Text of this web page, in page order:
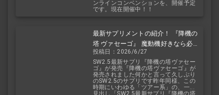
ンラインコンベンションを、開催予定
です。現在開催中！！
最新サプリメントの紹介！ 『降機の
塔 ヴァセーゴ』 魔動機好きなら必
見！ 随伴魔動機と旅に出よう！
投稿日：2026/6/27
SW2.5最新サプリ『降機の塔ヴァセー
ゴ』が発売『降機の塔ヴァセーゴ』が
発売されました何かと言って久しぶり
のSW2.5のサプリです昨年同様、この
時期にいわゆる「ツアー系」の、一...